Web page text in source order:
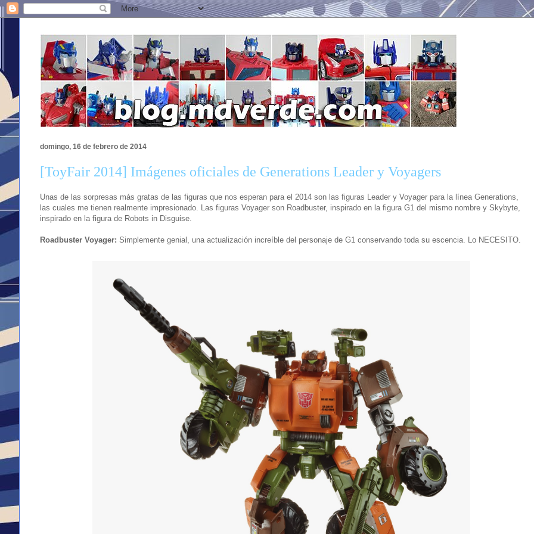
domingo, 16 de febrero de 2014
[ToyFair 2014] Imágenes oficiales de Generations Leader y Voyagers
Unas de las sorpresas más gratas de las figuras que nos esperan para el 2014 son las figuras Leader y Voyager para la línea Generations,
las cuales me tienen realmente impresionado. Las figuras Voyager son Roadbuster, inspirado en la figura G1 del mismo nombre y Skybyte,
inspirado en la figura de Robots in Disguise.
Roadbuster Voyager: Simplemente genial, una actualización increíble del personaje de G1 conservando toda su escencia. Lo NECESITO.